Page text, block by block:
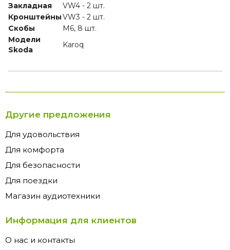
Закладная
VW4 - 2 шт.
КронштейныVW3 - 2 шт.
Скобы
M6, 8 шт.
Модели
Skoda
Karoq
Другие предложения
Для удовольствия
Для комфорта
Для безопасности
Для поездки
Магазин аудиотехники
Информация для клиентов
О нас и контакты